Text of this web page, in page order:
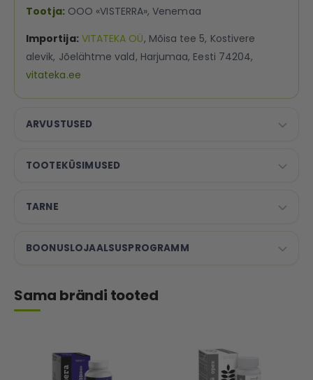
ARVUSTUSED
TOOTEKÜSIMUSED
TARNE
BOONUSLOJAALSUSPROGRAMM
Tootja:OOO «VISTERRA», Venemaa
Importija: VITATEKA OÜ, Mõisa tee 5, Kostivere
alevik, Jõelähtme vald, Harjumaa, Eesti 74204,
vitateka.ee
Sama brändi tooted